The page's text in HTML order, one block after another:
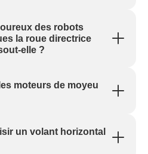
des robots
la roue directrice
elle ?
moteurs de moyeu
un volant horizontal